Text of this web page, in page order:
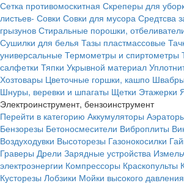
Сетка противомоскитная Скреперы для
листьев- Совки Совки для мусора Средтсва
грызунов Стиральные порошки,
Сушилки для белья Тазы пластмассовые
универсальные Термометры и спиртометры
салфетки Тяпки Укрывной материал
Хозтовары Цветочные горшки, кашпо Швабры
Шнуры, веревки и шпагаты Щетки Этажерки
Электроинструмент, бензоинструмент
Перейти в категорию Аккумуляторы
Бензорезы Бетоносмесители Виброплиты
Воздуходувки Высоторезы Газонокосилки
Граверы Дрели Зарядные устройства
электроэнергии Компрессоры Краскопульты
Кусторезы Лобзики Мойки высокого давления